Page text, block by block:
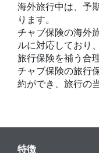
海外旅行中は、予
ります。
チャブ保険の海外
ルに対応しており
旅行保険を補う合
チャブ保険の旅行
約ができ、旅行の
特徴